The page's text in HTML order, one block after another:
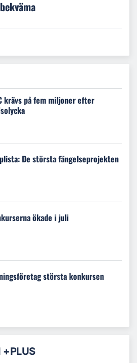
krävs på fem miljoner efter
De största fängelseprojekten
ökade i juli
största konkursen
+PLUS